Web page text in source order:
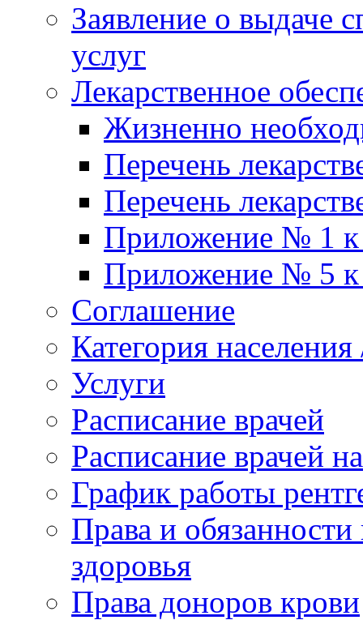
Заявление о выдаче
услуг
Лекарственное
Жизненно
Перечень
Перечень
Приложение № 1 к
Приложение № 5 к
Соглашение
Категория
Услуги
Расписание врачей
Расписание врачей
График работы
Права и
здоровья
Права доноров крови